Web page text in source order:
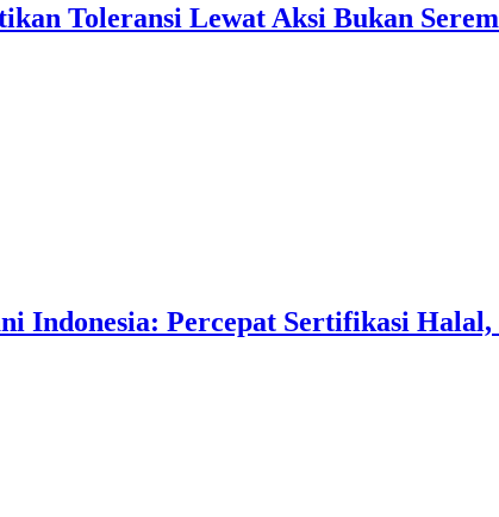
Toleransi Lewat Aksi Bukan
Indonesia: Percepat Sertifikasi